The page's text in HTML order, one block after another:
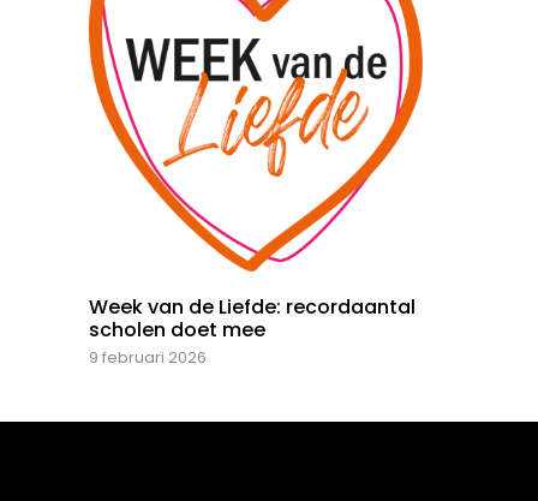
Week van de Liefde: recordaantal
scholen doet mee
9 februari 2026